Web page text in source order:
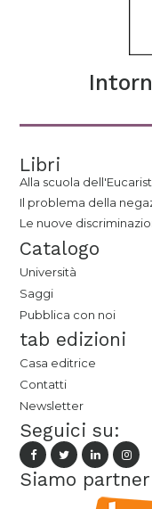
Libri
Alla scuola
Il problema della
Le nuove
Catalogo
Università
Saggi
Pubblica con noi
tab edizioni
Casa editrice
Contatti
Newsletter
Seguici su:
Siamo